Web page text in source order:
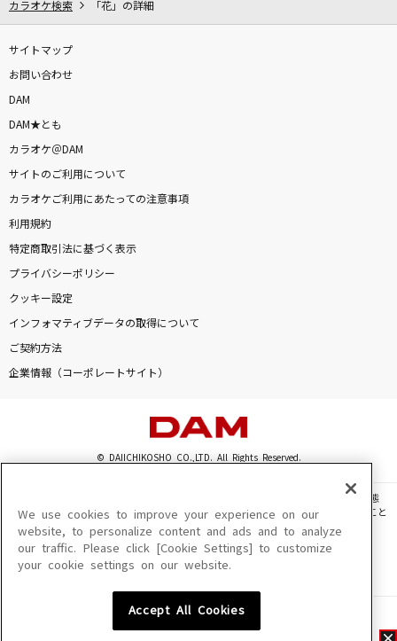
カラオケ検索 「花」の詳細
サイトマップ
お問い合わせ
DAM
DAM★とも
カラオケ＠DAM
サイトのご利用について
カラオケご利用にあたっての注意事項
利用規約
特定商取引法に基づく表示
プライバシーポリシー
クッキー設定
インフォマティブデータの取得について
ご契約方法
企業情報（コーポレートサイト）
© DAIICHIKOSHO CO.,LTD. All Rights Reserved.
このサイトに掲載されている一切の文章・画像・写真・動画・音声等を、手段や形態
を問わず、著作権法の定める範囲を超えて無断で複製、転載、ファイル化などすること
を禁じます。
楽曲及びコンテンツは、機種によりご利用いただけない場合があります。
楽曲及びコンテンツの配信日、配信内容が変更になる場合があります。
We use cookies to improve your experience on our
website, to personalize content and ads and to analyze
our traffic. Please click [Cookie Settings] to customize
your cookie settings on our website.
Accept All Cookies